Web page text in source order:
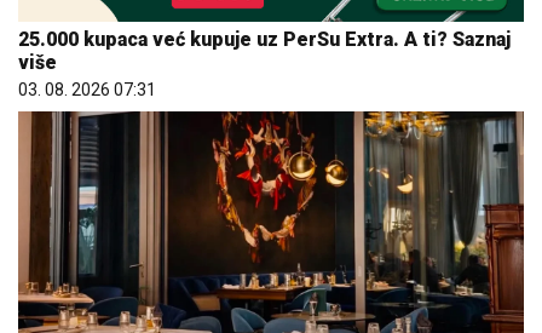
25.000 kupaca već kupuje uz PerSu Extra. A ti? Saznaj
više
03. 08. 2026 07:31